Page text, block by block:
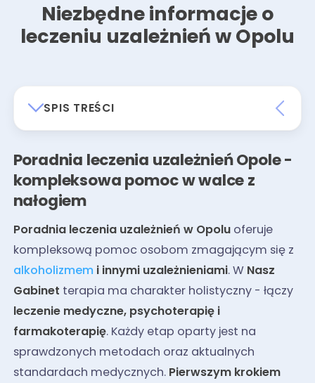
Niezbędne informacje o
leczeniu uzależnień w Opolu
SPIS TREŚCI
Poradnia leczenia uzależnień Opole -
kompleksowa pomoc w walce z
nałogiem
Poradnia leczenia uzależnień w Opoluoferuje
kompleksową pomoc osobom zmagającym się z
alkoholizmem i innymi uzależnieniami. W Nasz
Gabinet terapia ma charakter holistyczny - łączy
leczenie medyczne, psychoterapię i
farmakoterapię. Każdy etap oparty jest na
sprawdzonych metodach oraz aktualnych
standardach medycznych. Pierwszym krokiem